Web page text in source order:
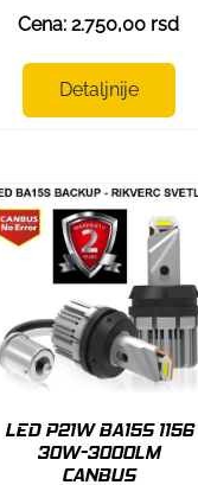
Cena: 2.750,00 rsd
Detaljnije
LED P21W BA15S 1156
30W-3000LM
CANBUS